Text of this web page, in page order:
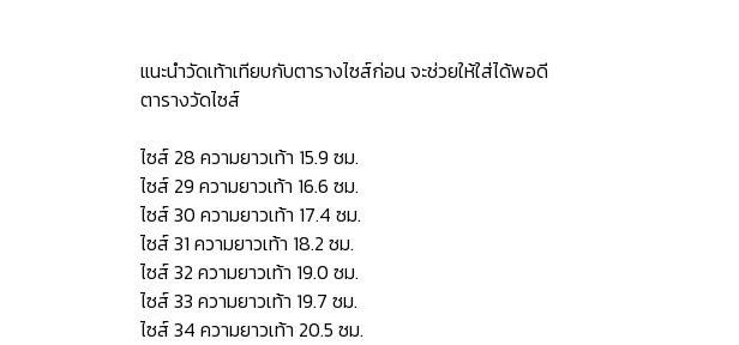
แนะนำวัดเท้าเทียบกับตารางไซส์ก่อน จะช่วยให้ใส่ได้พอดี
ตารางวัดไซส์
ไซส์ 28 ความยาวเท้า 15.9 ซม.
ไซส์ 29 ความยาวเท้า 16.6 ซม.
ไซส์ 30 ความยาวเท้า 17.4 ซม.
ไซส์ 31 ความยาวเท้า 18.2 ซม.
ไซส์ 32 ความยาวเท้า 19.0 ซม.
ไซส์ 33 ความยาวเท้า 19.7 ซม.
ไซส์ 34 ความยาวเท้า 20.5 ซม.